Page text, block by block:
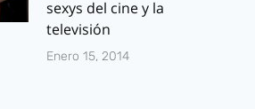
sexys del cine y la
televisión
Enero 15, 2014